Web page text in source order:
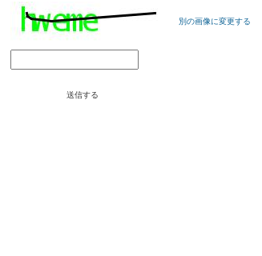
別の画像に変更する
送信する